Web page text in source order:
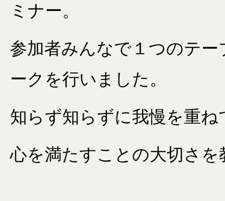
ミナー。
参加者みんなで１つのテ
ークを行いました。
知らず知らずに我慢を重
心を満たすことの大切さ